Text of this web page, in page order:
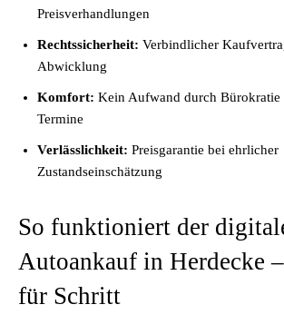
Preisverhandlungen
Rechtssicherheit: Verbindlicher
Abwicklung
Komfort: Kein Aufwand durch Bürokratie
Termine
Verlässlichkeit: Preisgarantie bei ehrlicher
Zustandseinschätzung
So funktioniert der
Autoankauf in Herdecke
für Schritt